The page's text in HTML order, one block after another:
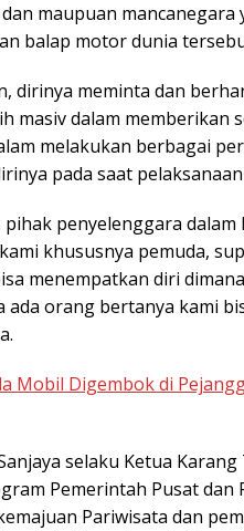
maupuan
balap motor dunia
dirinya meminta dan
masiv dalam memberikan
melakukan berbagai
pada saat
penyelenggara dalam
khususnya pemuda,
menempatkan diri
ada orang bertanya kami
Mobil Digembok di
selaku Ketua
Pemerintah Pusat
Pariwisata dan